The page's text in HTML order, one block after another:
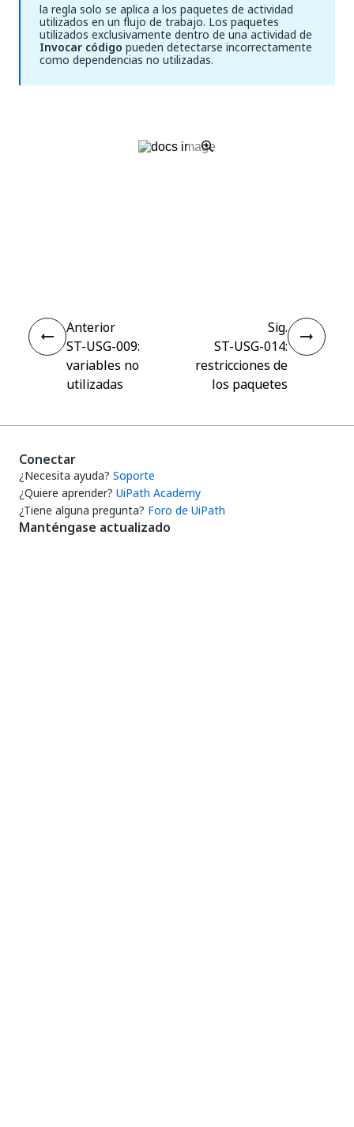
la regla solo se aplica a los paquetes de actividad
utilizados en un flujo de trabajo. Los paquetes
utilizados exclusivamente dentro de una actividad de
Invocar código pueden detectarse incorrectamente
como dependencias no utilizadas.
Anterior
ST-USG-009:
variables no
utilizadas
Sig.
ST-USG-014:
restricciones de
los paquetes
Conectar
¿Necesita ayuda? Soporte
¿Quiere aprender? UiPath Academy
¿Tiene alguna pregunta? Foro de UiPath
Manténgase actualizado